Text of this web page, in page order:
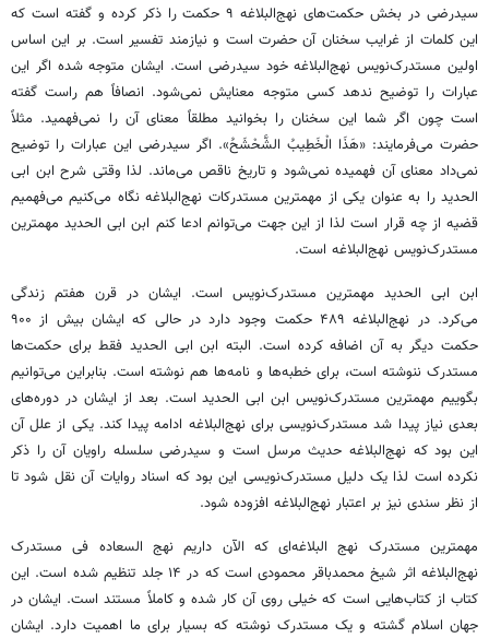
سیدرضی در بخش حکمت‌های نهج‌البلاغه ۹ حکمت را ذکر کرده و گفته است که
این کلمات از غرایب سخنان آن حضرت است و نیازمند تفسیر است. بر این اساس
اولین مستدرک‌نویس نهج‌البلاغه خود سیدرضی است. ایشان متوجه شده اگر این
عبارات را توضیح ندهد کسی متوجه معنایش نمی‌شود. انصافاً هم راست گفته
است چون اگر شما این سخنان را بخوانید مطلقاً معنای آن را نمی‌فهمید. مثلاً
حضرت می‌فرمایند: «هَذَا الْخَطِیبُ الشَّحْشَحُ». اگر سیدرضی این عبارات را توضیح
نمی‌داد معنای آن فهمیده نمی‌شود و تاریخ ناقص می‌ماند. لذا وقتی شرح ابن ابی
الحدید را به عنوان یکی از مهمترین مستدرکات نهج‌البلاغه نگاه می‌کنیم می‌فهمیم
قضیه از چه قرار است لذا از این جهت می‌توانم ادعا کنم ابن ابی الحدید مهمترین
مستدرک‌نویس نهج‌البلاغه است.
ابن ابی الحدید مهمترین مستدرک‌نویس است. ایشان در قرن هفتم زندگی
می‌کرد. در نهج‌البلاغه ۴۸۹ حکمت وجود دارد در حالی که ایشان بیش از ۹۰۰
حکمت دیگر به آن اضافه کرده است. البته ابن ابی الحدید فقط برای حکمت‌ها
مستدرک ننوشته است، برای خطبه‌ها و نامه‌ها هم نوشته است. بنابراین می‌توانیم
بگوییم مهمترین مستدرک‌نویس ابن ابی الحدید است. بعد از ایشان در دوره‌های
بعدی نیاز پیدا شد مستدرک‌نویسی برای نهج‌البلاغه ادامه پیدا کند. یکی از علل آن
این بود که نهج‌البلاغه حدیث مرسل است و سیدرضی سلسله راویان آن را ذکر
نکرده است لذا یک دلیل مستدرک‌نویسی این بود که اسناد روایات آن نقل شود تا
از نظر سندی نیز بر اعتبار نهج‌البلاغه افزوده شود.
مهمترین مستدرک نهج البلاغه‌ای که الآن داریم نهج السعاده فی مستدرک
نهج‌البلاغه اثر شیخ محمدباقر محمودی است که در ۱۴ جلد تنظیم شده است. این
کتاب از کتاب‌هایی است که خیلی روی آن کار شده و کاملاً مستند است. ایشان در
جهان اسلام گشته و یک مستدرک نوشته که بسیار برای ما اهمیت دارد. ایشان